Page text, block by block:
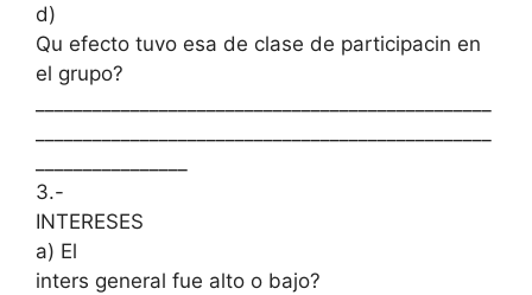
d)
Qu efecto tuvo esa de clase de participacin en
el grupo?
3.-
INTERESES
a) El
inters general fue alto o bajo?